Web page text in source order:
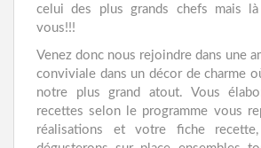
celui des plus grands chefs mais
vous!!!
Venez donc nous rejoindre dans une
conviviale dans un décor de charme
notre plus grand atout. Vous
recettes selon le programme vous
réalisations et votre fiche